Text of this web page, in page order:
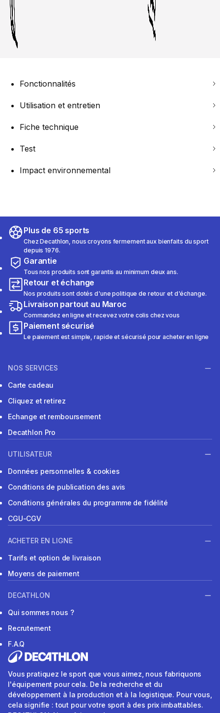
Fonctionnalités
Utilisation et entretien
Fiche technique
Test
Impact environnemental
Plus de 65 sports
Chez Decathlon, nous croyons fermement aux bienfaits du sport
depuis 1976.
Garantie
Tous nos produits sont garantis au minimum deux ans.
Retour et échange
Nos produits sont dotés d'une politique de retour et d'échange.
Livraison partout au Maroc
Commandez en ligne et recevez votre colis chez vous
Paiement sécurisé
Le paiement est simple, rapide et sécurisé pour acheter en ligne
NOS SERVICES
Carte cadeau
Cliquez et retirez
Echange et remboursement
Decathlon Pro
UTILISATEUR
Données personnelles & cookies
Conditions de publication des avis
Conditions générales du programme de fidélité
CGU-CGV
ACHETER EN LIGNE
Tarifs et option de livraison
Moyens de paiement
DECATHLON
Qui sommes nous ?
Recrutement
F.A.Q
Vous pratiquez le sport que vous aimez, nous fabriquons
l'équipement pour cela. De la recherche et du
développement à la production et à la logistique. Pour vous,
cela signifie : tout pour votre sport à des prix imbattables.